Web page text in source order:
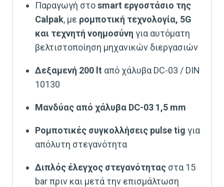
Παραγωγή στοsmart εργοστάσιο της
Calpak, με ρομποτική τεχνολογία, 5G
και τεχνητή νοημοσύνη για αυτόματη
βελτιστοποίηση μηχανικών διεργασιών
Δεξαμενή 200 lt από χάλυβα DC-03 / DIN
10130
Μανδύας από χάλυβα DC-03 1,5 mm
Ρομποτικές συγκολλήσεις pulse tig για
απόλυτη στεγανότητα
Διπλός έλεγχος στεγανότητας στα 15
bar πριν και μετά την επισμάλτωση